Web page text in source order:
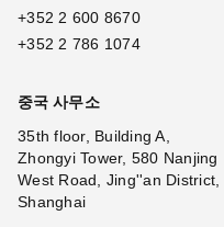
+352 2 600 8670
+352 2 786 1074
중국 사무소
35th floor, Building A,
Zhongyi Tower, 580 Nanjing
West Road, Jing''an District,
Shanghai